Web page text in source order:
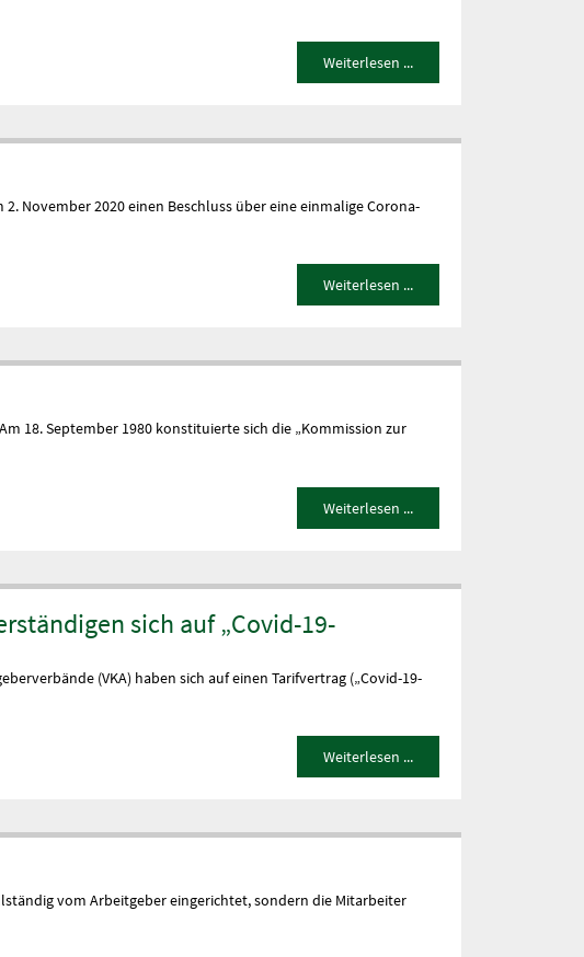
Weiterlesen ...
November 2020 einen Beschluss über eine einmalige Corona-
Weiterlesen ...
18. September 1980 konstituierte sich die „Kommission zur
Weiterlesen ...
sich auf „Covid-19-
(VKA) haben sich auf einen Tarifvertrag („Covid-19-
Weiterlesen ...
vom Arbeitgeber eingerichtet, sondern die Mitarbeiter